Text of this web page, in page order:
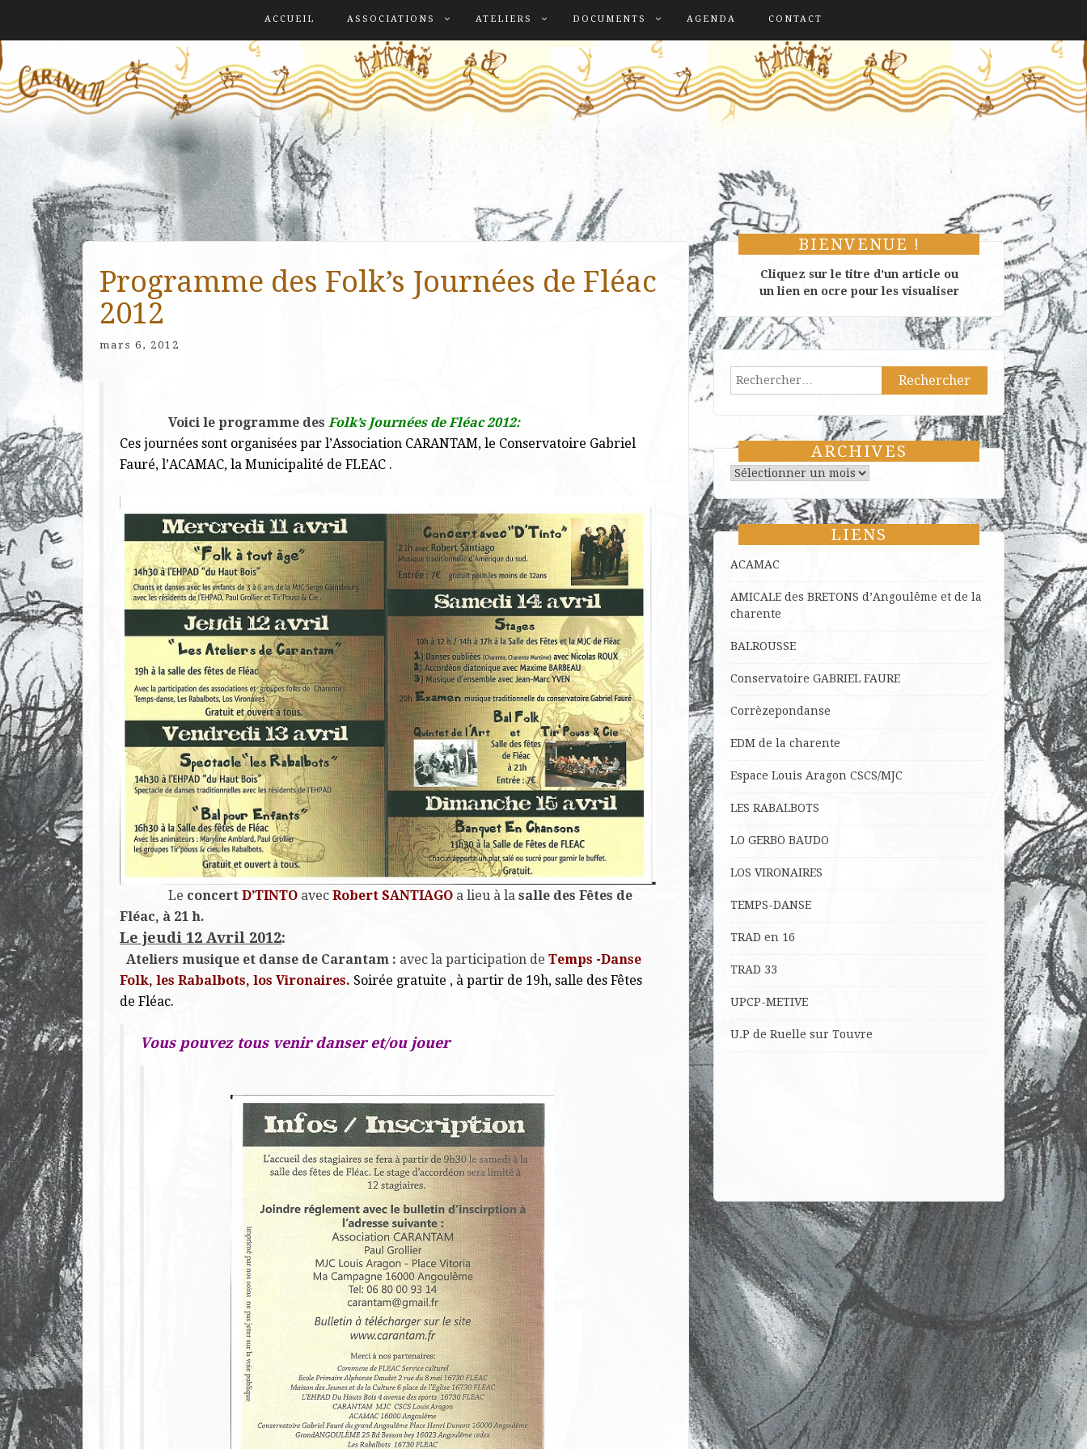
ACCUEIL ASSOCIATIONS ATELIERS DOCUMENTS AGENDA CONTACT
Programme des Folk’s Journées de Fléac
2012
mars 6, 2012
Voici le programme des Folk’s Journées de Fléac 2012:
Ces journées sont organisées par l’Association CARANTAM, le Conservatoire Gabriel
Fauré, l’ACAMAC, la Municipalité de FLEAC .
Le concert D’TINTO avec Robert SANTIAGO a lieu à la salle des Fêtes de
Fléac, à 21 h.
Le jeudi 12 Avril 2012:
Ateliers musique et danse de Carantam : avec la participation de Temps -Danse
Folk, les Rabalbots, los Vironaires. Soirée gratuite , à partir de 19h, salle des Fêtes
de Fléac.
Vous pouvez tous venir danser et/ou jouer
BIENVENUE !
Cliquez sur le titre d’un article ou
un lien en ocre pour les visualiser
Rechercher :
ARCHIVES
Archives
LIENS
ACAMAC
AMICALE des BRETONS d’Angoulême et de la
charente
BALROUSSE
Conservatoire GABRIEL FAURE
Corrèzepondanse
EDM de la charente
Espace Louis Aragon CSCS/MJC
LES RABALBOTS
LO GERBO BAUDO
LOS VIRONAIRES
TEMPS-DANSE
TRAD en 16
TRAD 33
UPCP-METIVE
U.P de Ruelle sur Touvre